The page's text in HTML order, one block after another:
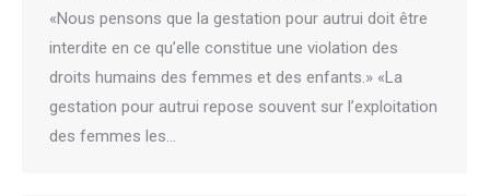
«Nous pensons que la gestation pour autrui doit être
interdite en ce qu’elle constitue une violation des
droits humains des femmes et des enfants.» «La
gestation pour autrui repose souvent sur l’exploitation
des femmes les…